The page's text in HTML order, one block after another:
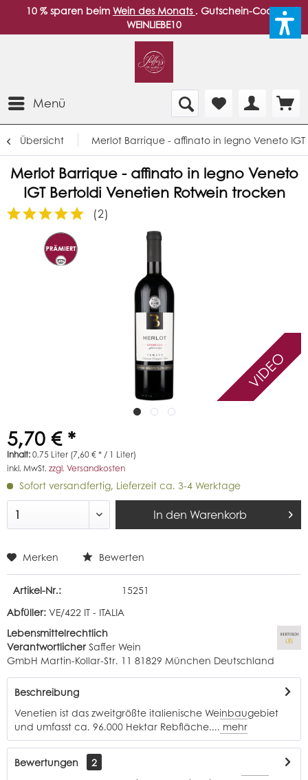
10 % sparen beim Wein des Monats . Gutschein-Code:
WEINLIEBE10
Menü
Übersicht Merlot Barrique - affinato in legno Veneto
Merlot Barrique - affinato in legno Veneto
IGT Bertoldi Venetien Rotwein trocken
(2)
VIDEO
5,70 € *
Inhalt:0.75 Liter (7,60 € * / 1 Liter)
inkl. MwSt. zzgl. Versandkosten
Sofort versandfertig, Lieferzeit ca. 3-4 Werktage
In den Warenkorb
Merken Bewerten
Artikel-Nr.:
15251
Abfüller: VE/422 IT - ITALIA
Lebensmittelrechtlich
VerantwortlicherSaffer Wein
GmbH Martin-Kollar-Str. 11 81829 München Deutschland
Beschreibung
Venetien ist das zweitgrößte italienische Weinbaugebiet
und umfasst ca. 96.000 Hektar Rebfläche.... mehr
Bewertungen
2